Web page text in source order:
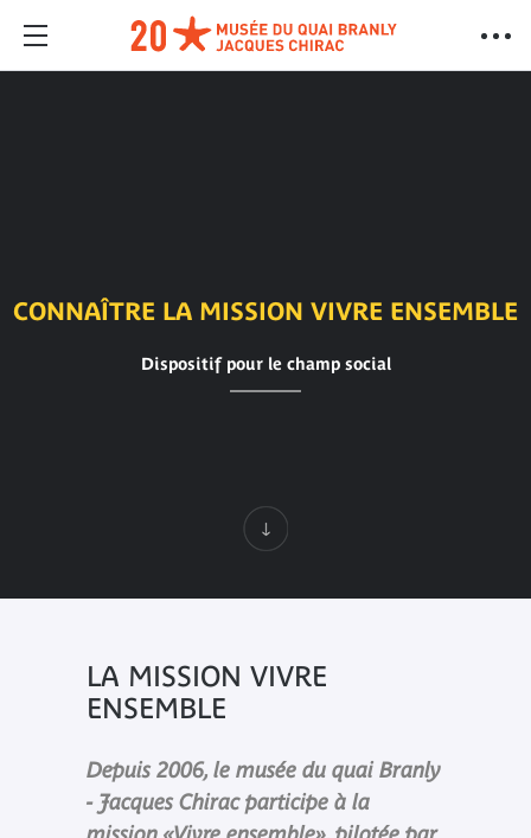
CONNAÎTRE LA MISSION VIVRE ENSEMBLE
Dispositif pour le champ social
LA MISSION VIVRE
ENSEMBLE
Depuis 2006, le musée du quai Branly
- Jacques Chirac participe à la